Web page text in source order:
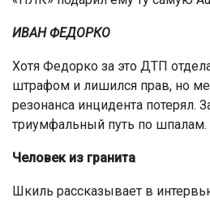
ИВАН ФЕДОРКО
Хотя Федорко за это ДТП
штрафом и лишился прав, но
резонанса инцидента потерял.
триумфальный путь по шпалам.
Человек из гранита
Шкиль рассказывает в